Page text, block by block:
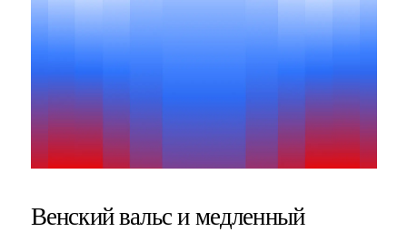
Венский вальс и медленный